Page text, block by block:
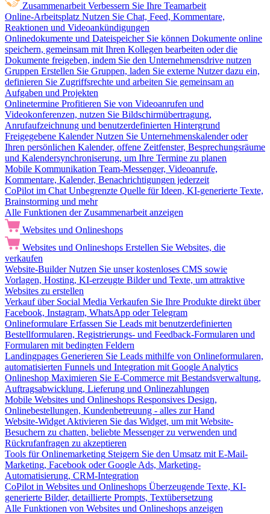
Zusammenarbeit Verbessern Sie Ihre Teamarbeit
Online-Arbeitsplatz Nutzen Sie Chat, Feed, Kommentare,
Reaktionen und Videoankündigungen
Onlinedokumente und Dateispeicher Sie können Dokumente online
speichern, gemeinsam mit Ihren Kollegen bearbeiten oder die
Dokumente freigeben, indem Sie den Unternehmensdrive nutzen
Gruppen Erstellen Sie Gruppen, laden Sie externe Nutzer dazu ein,
definieren Sie Zugriffsrechte und arbeiten Sie gemeinsam an
Aufgaben und Projekten
Onlinetermine Profitieren Sie von Videoanrufen und
Videokonferenzen, nutzen Sie Bildschirmübertragung,
Anrufaufzeichnung und benutzerdefinierten Hintergrund
Freigegebene Kalender Nutzen Sie Unternehmenskalender oder
Ihren persönlichen Kalender, offene Zeitfenster, Besprechungsräume
und Kalendersynchroniserung, um Ihre Termine zu planen
Mobile Kommunikation Team-Messenger, Videoanrufe,
Kommentare, Kalender, Benachrichtigungen jederzeit
CoPilot im Chat Unbegrenzte Quelle für Ideen, KI-generierte Texte,
Brainstorming und mehr
Alle Funktionen der Zusammenarbeit anzeigen
Websites und Onlineshops
Websites und Onlineshops Erstellen Sie Websites, die
verkaufen
Website-Builder Nutzen Sie unser kostenloses CMS sowie
Vorlagen, Hosting, KI-erzeugte Bilder und Texte, um attraktive
Websites zu erstellen
Verkauf über Social Media Verkaufen Sie Ihre Produkte direkt über
Facebook, Instagram, WhatsApp oder Telegram
Onlineformulare Erfassen Sie Leads mit benutzerdefinierten
Bestellformularen, Registrierungs- und Feedback-Formularen und
Formularen mit bedingten Feldern
Landingpages Generieren Sie Leads mithilfe von Onlineformularen,
automatisierten Funnels und Integration mit Google Analytics
Onlineshop Maximieren Sie E-Commerce mit Bestandsverwaltung,
Auftragsabwicklung, Lieferung und Onlinezahlungen
Mobile Websites und Onlineshops Responsives Design,
Onlinebestellungen, Kundenbetreuung - alles zur Hand
Website-Widget Aktivieren Sie das Widget, um mit Website-
Besuchern zu chatten, beliebte Messenger zu verwenden und
Rückrufanfragen zu akzeptieren
Tools für Onlinemarketing Steigern Sie den Umsatz mit E-Mail-
Marketing, Facebook oder Google Ads, Marketing-
Automatisierung, CRM-Integration
CoPilot in Websites und Onlineshops Überzeugende Texte, KI-
generierte Bilder, detaillierte Prompts, Textübersetzung
Alle Funktionen von Websites und Onlineshops anzeigen